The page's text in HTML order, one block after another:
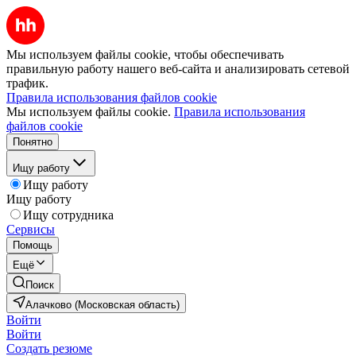
Мы используем файлы cookie, чтобы обеспечивать
правильную работу нашего веб-сайта и анализировать сетевой
трафик.
Правила использования файлов cookie
Мы используем файлы cookie. Правила использования
файлов cookie
Понятно
Ищу работу
Ищу работу
Ищу работу
Ищу сотрудника
Сервисы
Помощь
Ещё
Поиск
Алачково (Московская область)
Войти
Войти
Создать резюме